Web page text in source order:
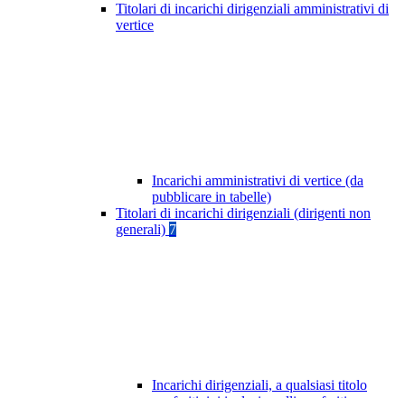
Titolari di incarichi dirigenziali amministrativi di
vertice
Incarichi amministrativi di vertice (da
pubblicare in tabelle)
Titolari di incarichi dirigenziali (dirigenti non
generali) 7
Incarichi dirigenziali, a qualsiasi titolo